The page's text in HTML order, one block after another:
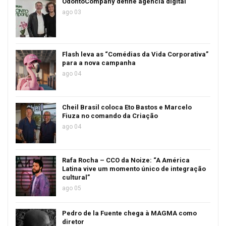
ago 03
Flash leva as “Comédias da Vida Corporativa”
para a nova campanha
ago 04
Cheil Brasil coloca Eto Bastos e Marcelo
Fiuza no comando da Criação
ago 04
Rafa Rocha – CCO da Noize: “A América
Latina vive um momento único de integração
cultural”
ago 05
Pedro de la Fuente chega à MAGMA como
diretor